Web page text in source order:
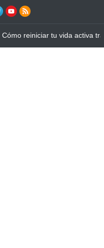
Cómo reiniciar tu vida activa